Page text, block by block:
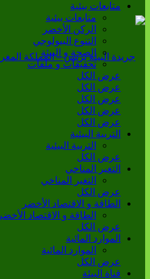
متابعات بيئية
متابعات بيئية
الركن الأخضر
التنوع البيولوجي
الصحة و البيئة
تحقيقات و ملفات
عرض الكل
عرض الكل
عرض الكل
عرض الكل
عرض الكل
التربية البيئية
التربية البيئية
عرض الكل
التغير المناخي
التغير المناخي
عرض الكل
الطاقة و الاقتصاد الأخضر
الطاقة و الاقتصاد الأخضر
عرض الكل
الموارد المائية
الموارد المائية
عرض الكل
قناة البيئة